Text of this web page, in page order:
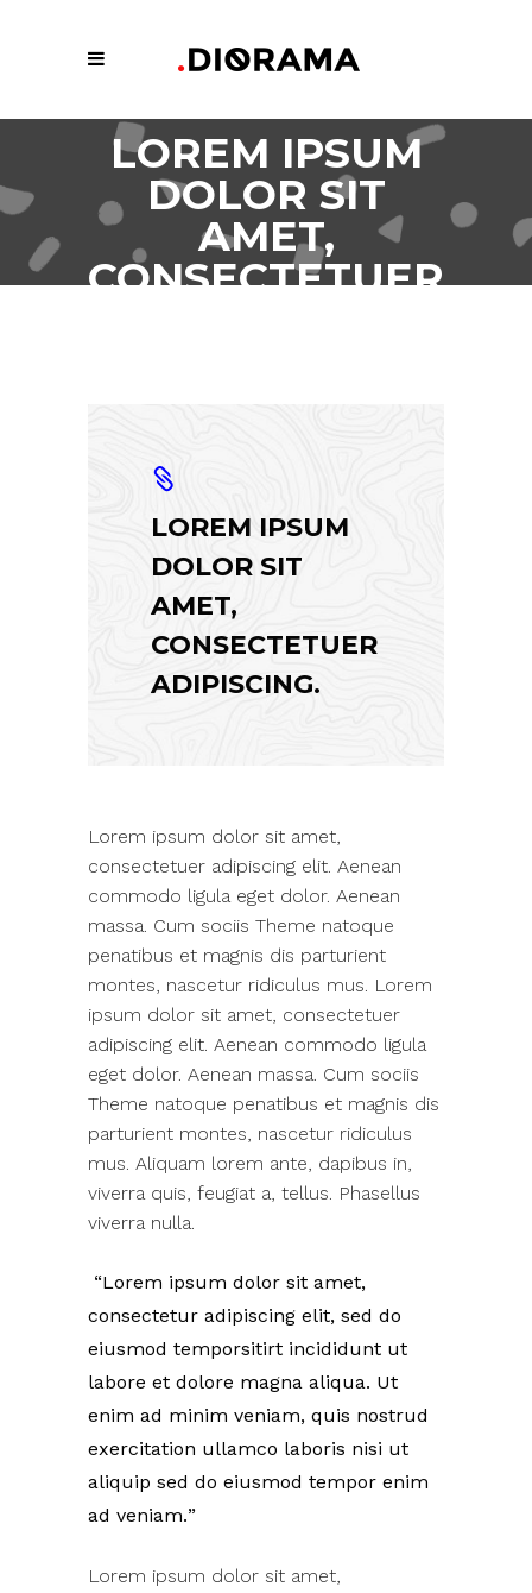
LOREM IPSUM
DOLOR SIT
AMET,
CONSECTETUER
LOREM IPSUM
DOLOR SIT
AMET,
CONSECTETUER
ADIPISCING.
Lorem ipsum dolor sit amet,
consectetuer adipiscing elit. Aenean
commodo ligula eget dolor. Aenean
massa. Cum sociis Theme natoque
penatibus et magnis dis parturient
montes, nascetur ridiculus mus. Lorem
ipsum dolor sit amet, consectetuer
adipiscing elit. Aenean commodo ligula
eget dolor. Aenean massa. Cum sociis
Theme natoque penatibus et magnis dis
parturient montes, nascetur ridiculus
mus. Aliquam lorem ante, dapibus in,
viverra quis, feugiat a, tellus. Phasellus
viverra nulla.
Lorem ipsum dolor sit amet,
consectetur adipiscing elit, sed do
eiusmod temporsitirt incididunt ut
labore et dolore magna aliqua. Ut
enim ad minim veniam, quis nostrud
exercitation ullamco laboris nisi ut
aliquip sed do eiusmod tempor enim
ad veniam.
Lorem ipsum dolor sit amet,